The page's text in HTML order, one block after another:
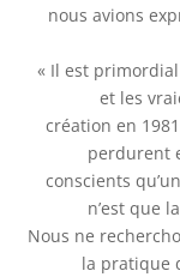
nous avions
« Il est
et les
création en
perdurent
conscients
n’est que
Nous ne
la pratique